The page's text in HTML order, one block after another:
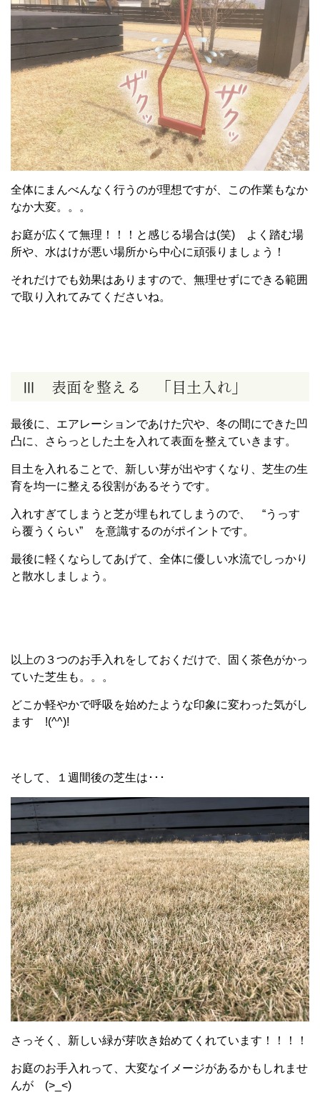
全体にまんべんなく行うのが理想ですが、この作業もなか
なか大変。。。
お庭が広くて無理！！！と感じる場合は(笑) よく踏む場
所や、水はけが悪い場所から中心に頑張りましょう！
それだけでも効果はありますので、無理せずにできる範囲
で取り入れてみてくださいね。
Ⅲ 表面を整える 「目土入れ」
最後に、エアレーションであけた穴や、冬の間にできた凹
凸に、さらっとした土を入れて表面を整えていきます。
目土を入れることで、新しい芽が出やすくなり、芝生の生
育を均一に整える役割があるそうです。
入れすぎてしまうと芝が埋もれてしまうので、 “うっす
ら覆うくらい” を意識するのがポイントです。
最後に軽くならしてあげて、全体に優しい水流でしっかり
と散水しましょう。
以上の３つのお手入れをしておくだけで、固く茶色がかっ
ていた芝生も。。。
どこか軽やかで呼吸を始めたような印象に変わった気がし
ます !(^^)!
そして、１週間後の芝生は･･･
さっそく、新しい緑が芽吹き始めてくれています！！！！
お庭のお手入れって、大変なイメージがあるかもしれませ
んが (>_<)